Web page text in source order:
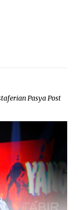
Pasya Post